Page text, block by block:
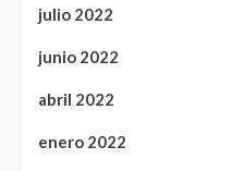
julio 2022
junio 2022
abril 2022
enero 2022